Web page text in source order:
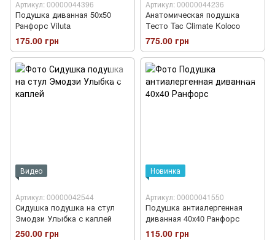
Артикул: 00000044396
Подушка диванная 50х50
Ранфорс Viluta
175.00 грн
Артикул: 00000044236
Анатомическая подушка
Тесто Tac Climate Koloco
775.00 грн
Видео
Артикул: 00000042544
Сидушка подушка на стул
Эмодзи Улыбка с каплей
250.00 грн
Новинка
Артикул: 00000041550
Подушка антиалергенная
диванная 40х40 Ранфорс
115.00 грн